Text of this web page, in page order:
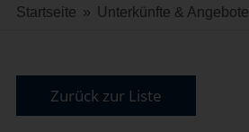
Startseite » Unterkünfte & Angebote
Zurück zur Liste